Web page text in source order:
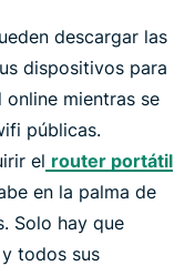
descargar las
dispositivos para
mientras se
públicas.
el router portátil
en la palma de
Solo hay que
todos sus